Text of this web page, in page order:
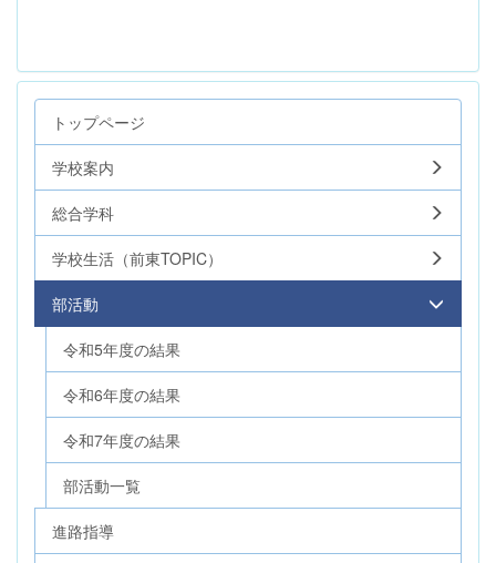
トップページ
学校案内
総合学科
学校生活（前東TOPIC）
部活動
令和5年度の結果
令和6年度の結果
令和7年度の結果
部活動一覧
進路指導